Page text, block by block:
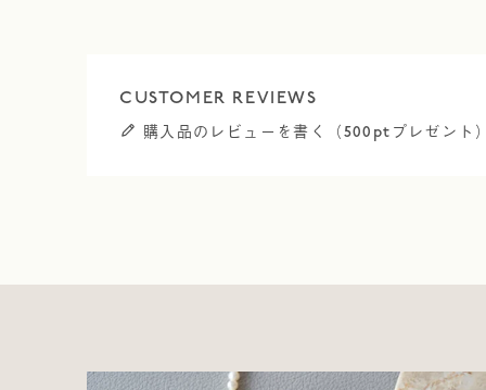
購入品のレビューを書く（500ptプレゼント